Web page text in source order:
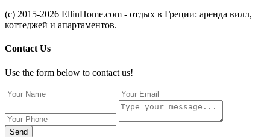
(c) 2015-2026 EllinHome.com - отдых в Греции: аренда вилл,
коттеджей и апартаментов.
Contact Us
Use the form below to contact us!
Send